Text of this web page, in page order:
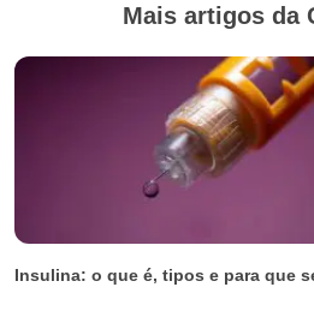
Mais artigos da
Insulina: o que é, tipos e para que